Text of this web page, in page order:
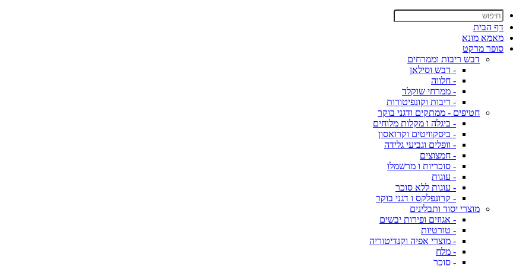
דף הבית
מאמא מונא
סופר מרקט
דבש ריבות וממרחים
- דבש וסילאן
- חלווה
- ממרחי שוקלד
- ריבות וקונפיטורות
חטיפים - ממתקים ודגני בוקר
- ביגלה ו מקלות מלוחים
- ביסקוויטים וקרואסון
- וופלים וגביעי גלידה
- חמצוצים
- סוכריות ו מרשמלו
- עוגות
- עוגות ללא סוכר
- קרונפלקס ו דגני בוקר
מוצרי יסוד ותבלינים
- אגוזים ופירות יבשים
- טורטיות
- מוצרי אפיה וקנדיטוריה
- מלח
- סוכר